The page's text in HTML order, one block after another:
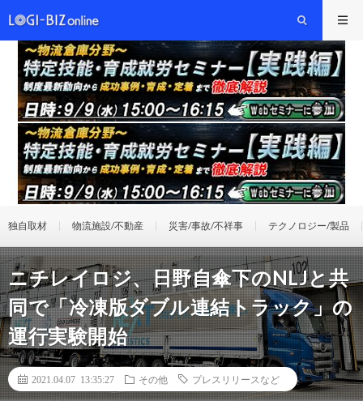
独自取材 物流施設/不動産 災害/事故/不祥事 テクノロジー/製品
ニチレイロジ、日野自傘下のNLJと共
同で「冷凍版ダブル連結トラック」の
運行実験開始
2021.04.07 13:35:27 その他 プレスリリースなど